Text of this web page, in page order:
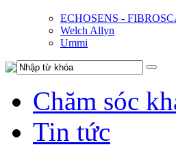
ECHOSENS -
Welch Allyn
Ummi
Chăm sóc
Tin tức